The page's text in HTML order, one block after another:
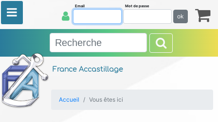
France Accastillage
Email Mot de passe
ok
Accueil Vous êtes ici